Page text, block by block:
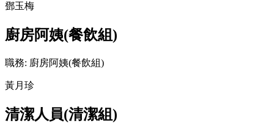
鄧玉梅
廚房阿姨(餐飲組)
職務: 廚房阿姨(餐飲組)
黃月珍
清潔人員(清潔組)